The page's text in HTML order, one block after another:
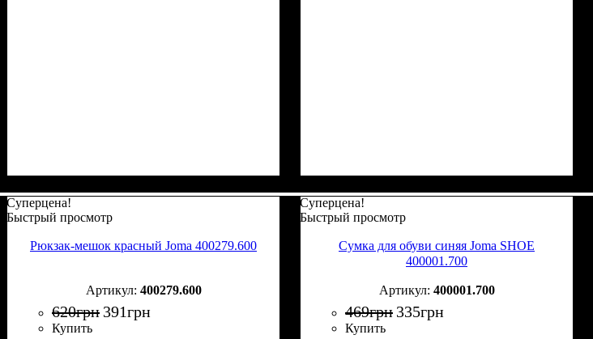
Суперцена!
Быстрый просмотр
Рюкзак-мешок красный Joma 400279.600
400279.600
620грн 391грн
Купить
Суперцена!
Быстрый просмотр
Сумка для обуви синяя Joma SHOE
400001.700
400001.700
469грн 335грн
Купить